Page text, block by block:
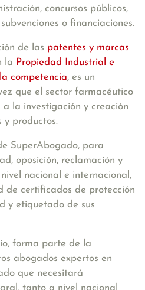
concursos públicos,
o financiaciones.
de las patentes y marcas
la Propiedad Industrial e
competencia, es un
que el sector farmacéutico
la investigación y creación
y productos.
SuperAbogado, para
oposición, reclamación y
nacional e internacional,
de certificados de protección
y etiquetado de sus
, forma parte de la
abogados expertos en
que necesitará
tanto a nivel nacional